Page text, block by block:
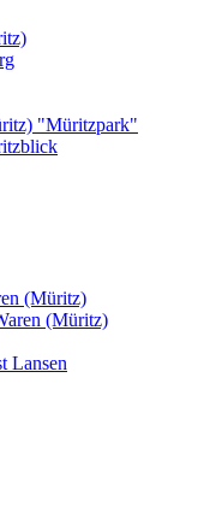
"Müritzpark"
(Müritz)
(Müritz)
Lansen